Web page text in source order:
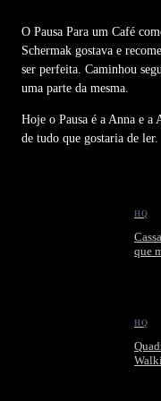
O Pausa Para um Café
Schermak gostava e
ser perfeita. Caminhou
uma parte da mesma.
Hoje o Pausa é a Anna e a
de tudo que gostaria de ler.
HQ
que
HQ